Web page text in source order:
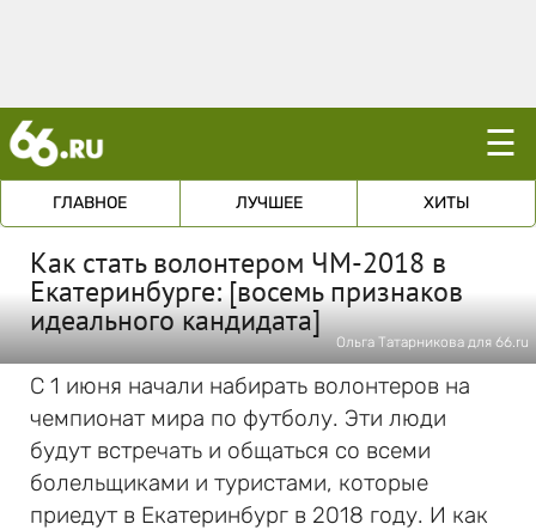
☰
ГЛАВНОЕ ЛУЧШЕЕ ХИТЫ
Как стать волонтером ЧМ-2018 в
Екатеринбурге: [восемь признаков
идеального кандидата]
Ольга Татарникова для 66.ru
С 1 июня начали набирать волонтеров на
чемпионат мира по футболу. Эти люди
будут встречать и общаться со всеми
болельщиками и туристами, которые
приедут в Екатеринбург в 2018 году. И как